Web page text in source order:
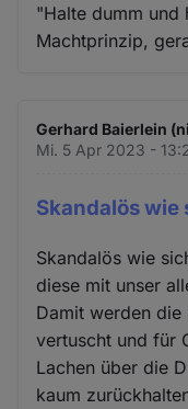
"Halte dumm und
Machtprinzip,
Gerhard Baierlein
Mi. 5 Apr 2023 -
Skandalös wie
Skandalös wie
diese mit unser
Damit werden die
vertuscht und für
Lachen über die
kaum